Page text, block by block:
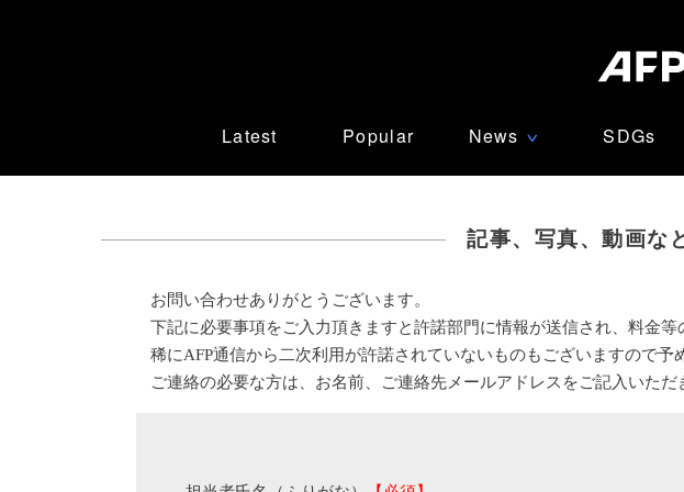
Latest Popular News ∨ SDGs
記事、写真、動画な
お問い合わせありがとうございます。
下記に必要事項をご入力頂きますと許諾部門に情報が送信され、料金等
稀にAFP通信から二次利用が許諾されていないものもございますので予
ご連絡の必要な方は、お名前、ご連絡先メールアドレスをご記入いただ